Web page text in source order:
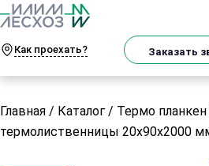
Как проехать? Заказать
Главная / Каталог / Термо планкен
термолиственницы 20х90х2000